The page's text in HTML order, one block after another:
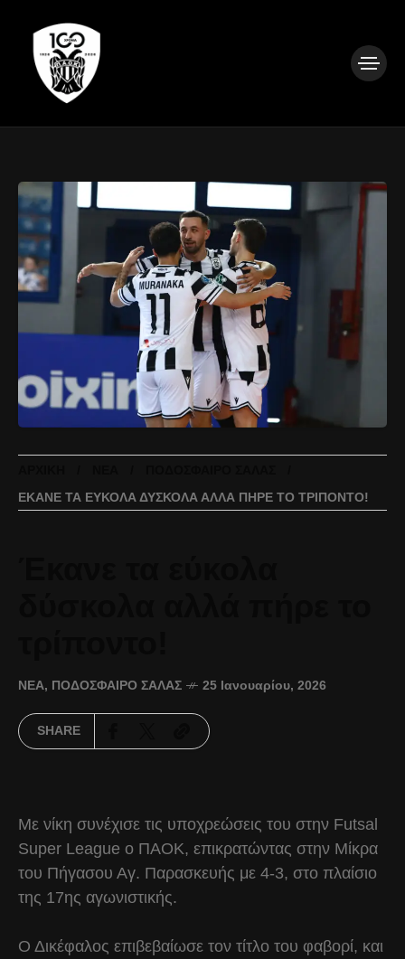
ΈΚΑΝΕ ΤΑ ΕΎΚΟΛΑ ΔΎΣΚΟΛΑ ΑΛΛΆ ΠΉΡΕ ΤΟ ΤΡΊΠΟΝΤΟ!
ΝΈΑ, ΠΟΔΌΣΦΑΙΡΟ ΣΆΛΑΣ 25 Ιανουαρίου, 2026
SHARE
Με νίκη συνέχισε τις υποχρεώσεις του στην Futsal
Super League ο ΠΑΟΚ, επικρατώντας στην Μίκρα
του Πήγασου Αγ. Παρασκευής με 4-3, στο πλαίσιο
της 17ης αγωνιστικής.
Ο Δικέφαλος επιβεβαίωσε τον τίτλο του φαβορί, και